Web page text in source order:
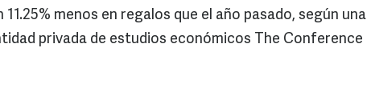
menos en regalos que el año pasado, según una
privada de estudios económicos The Conference